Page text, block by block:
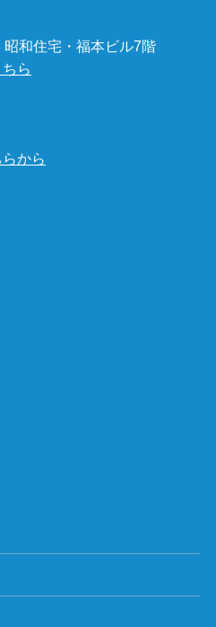
和住宅・福本ビル7階
ら
から